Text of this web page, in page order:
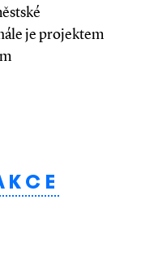
je projektem